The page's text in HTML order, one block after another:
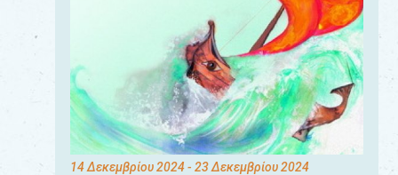
14 Δεκεμβρίου 2024- 23 Δεκεμβρίου 2024